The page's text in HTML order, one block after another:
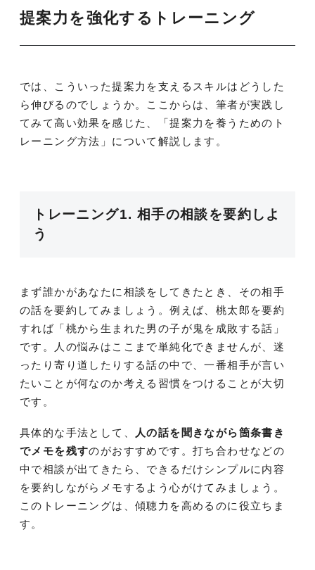
提案力を強化するトレーニング
では、こういった提案力を支えるスキルはどうした
ら伸びるのでしょうか。ここからは、筆者が実践し
てみて高い効果を感じた、「提案力を養うためのト
レーニング方法」について解説します。
トレーニング1. 相手の相談を要約しよ
う
まず誰かがあなたに相談をしてきたとき、その相手
の話を要約してみましょう。例えば、桃太郎を要約
すれば「桃から生まれた男の子が鬼を成敗する話」
です。人の悩みはここまで単純化できませんが、迷
ったり寄り道したりする話の中で、一番相手が言い
たいことが何なのか考える習慣をつけることが大切
です。
具体的な手法として、
人の話を聞きながら箇条書き
でメモを残すのがおすすめです。打ち合わせなどの
中で相談が出てきたら、できるだけシンプルに内容
を要約しながらメモするよう心がけてみましょう。
このトレーニングは、傾聴力を高めるのに役立ちま
す。